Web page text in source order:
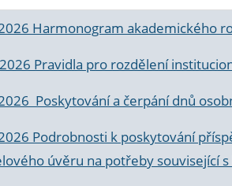
Harmonogram akademického
Pravidla pro rozdělení
Poskytování a čerpání dnů
Podrobnosti k poskytování
úvěru na potřeby související